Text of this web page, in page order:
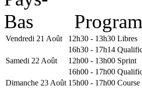
Vendredi 21 Août 12h30 - 13h30 Libres
16h30 - 17h14
Samedi 22 Août
12h00 - 13h00 Sprint
16h00 - 17h00
Dimanche 23 Août 15h00 - 17h00 Course